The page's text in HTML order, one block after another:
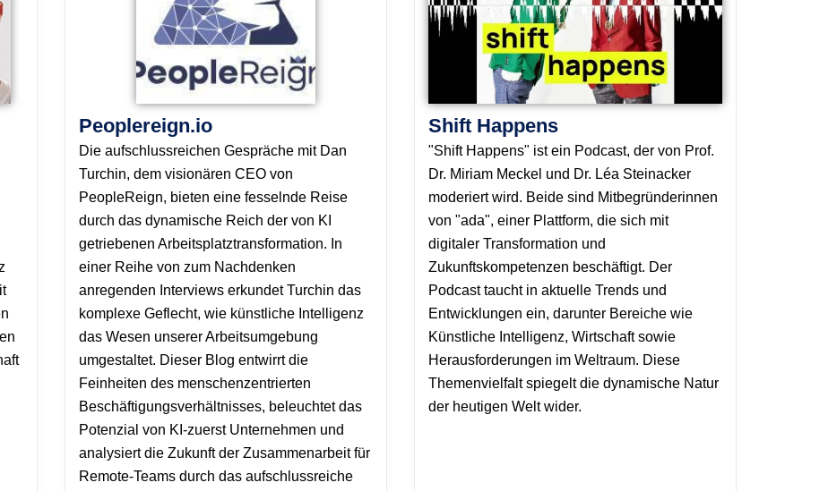
Peoplereign.io
Die aufschlussreichen Gespräche mit Dan
Turchin, dem visionären CEO von
PeopleReign, bieten eine fesselnde Reise
durch das dynamische Reich der von KI
getriebenen Arbeitsplatztransformation. In
einer Reihe von zum Nachdenken
anregenden Interviews erkundet Turchin das
komplexe Geflecht, wie künstliche Intelligenz
das Wesen unserer Arbeitsumgebung
umgestaltet. Dieser Blog entwirrt die
Feinheiten des menschenzentrierten
Beschäftigungsverhältnisses, beleuchtet das
Potenzial von KI-zuerst Unternehmen und
analysiert die Zukunft der Zusammenarbeit für
Remote-Teams durch das aufschlussreiche
Shift Happens
"Shift Happens" ist ein Podcast, der von Prof.
Dr. Miriam Meckel und Dr. Léa Steinacker
moderiert wird. Beide sind Mitbegründerinnen
von "ada", einer Plattform, die sich mit
digitaler Transformation und
Zukunftskompetenzen beschäftigt. Der
Podcast taucht in aktuelle Trends und
Entwicklungen ein, darunter Bereiche wie
Künstliche Intelligenz, Wirtschaft sowie
Herausforderungen im Weltraum. Diese
Themenvielfalt spiegelt die dynamische Natur
der heutigen Welt wider.